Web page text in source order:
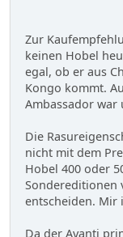
Zur
keinen Hobel
egal, ob er aus
Kongo kommt.
Ambassador war
Die
nicht mit dem
Hobel 400 oder
Sondereditionen
entscheiden. Mir
Da der Avanti